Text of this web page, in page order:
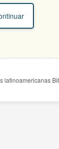
latinoamericanas